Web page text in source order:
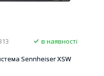
в наявності
Sennheiser XSW